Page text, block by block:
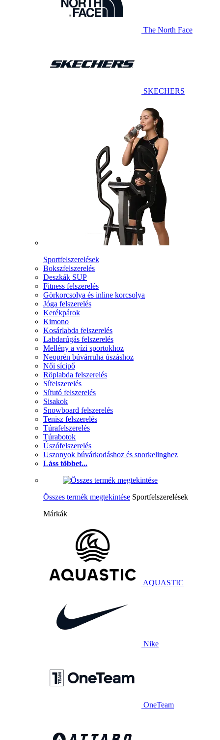
The North Face
SKECHERS
Sportfelszerelések
Bokszfelszerelés
Deszkák SUP
Fitness felszerelés
Görkorcsolya és inline korcsolya
Jóga felszerelés
Kerékpárok
Kimono
Kosárlabda felszerelés
Labdarúgás felszerelés
Mellény a vízi sportokhoz
Neoprén búvárruha úszáshoz
Női sícipő
Röplabda felszerelés
Sífelszerelés
Sífutó felszerelés
Sisakok
Snowboard felszerelés
Tenisz felszerelés
Túrafelszerelés
Túrabotok
Úszófelszerelés
Uszonyok búvárkodáshoz és snorkelinghez
Láss többet...
Összes termék megtekintése Sportfelszerelések
Márkák
AQUASTIC
Nike
OneTeam